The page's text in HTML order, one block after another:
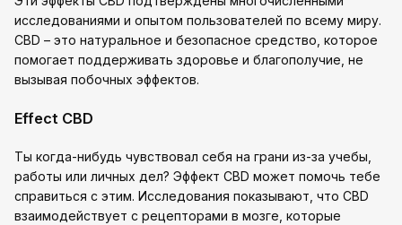
исследованиями и опытом пользователей по всему миру.
CBD – это натуральное и безопасное средство, которое
помогает поддерживать здоровье и благополучие, не
вызывая побочных эффектов.
Effect CBD
Ты когда-нибудь чувствовал себя на грани из-за учебы,
работы или личных дел? Эффект CBD может помочь тебе
справиться с этим. Исследования показывают, что CBD
взаимодействует с рецепторами в мозге, которые